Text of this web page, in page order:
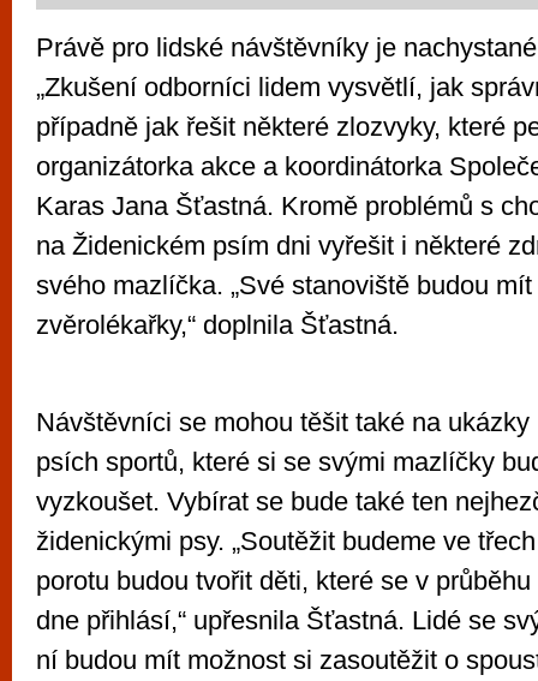
Právě pro lidské návštěvníky je
„Zkušení odborníci lidem vysvětlí, jak
případně jak řešit některé zlozvyky, které
organizátorka akce a koordinátorka
Karas Jana Šťastná. Kromě problémů s
na Židenickém psím dni vyřešit i některé
svého mazlíčka. „Své stanoviště budou
zvěrolékařky,“ doplnila Šťastná.
Návštěvníci se mohou těšit také na
psích sportů, které si se svými mazlíčky
vyzkoušet. Vybírat se bude také ten
židenickými psy. „Soutěžit budeme ve
porotu budou tvořit děti, které se v
dne přihlásí,“ upřesnila Šťastná. Lidé se
ní budou mít možnost si zasoutěžit o